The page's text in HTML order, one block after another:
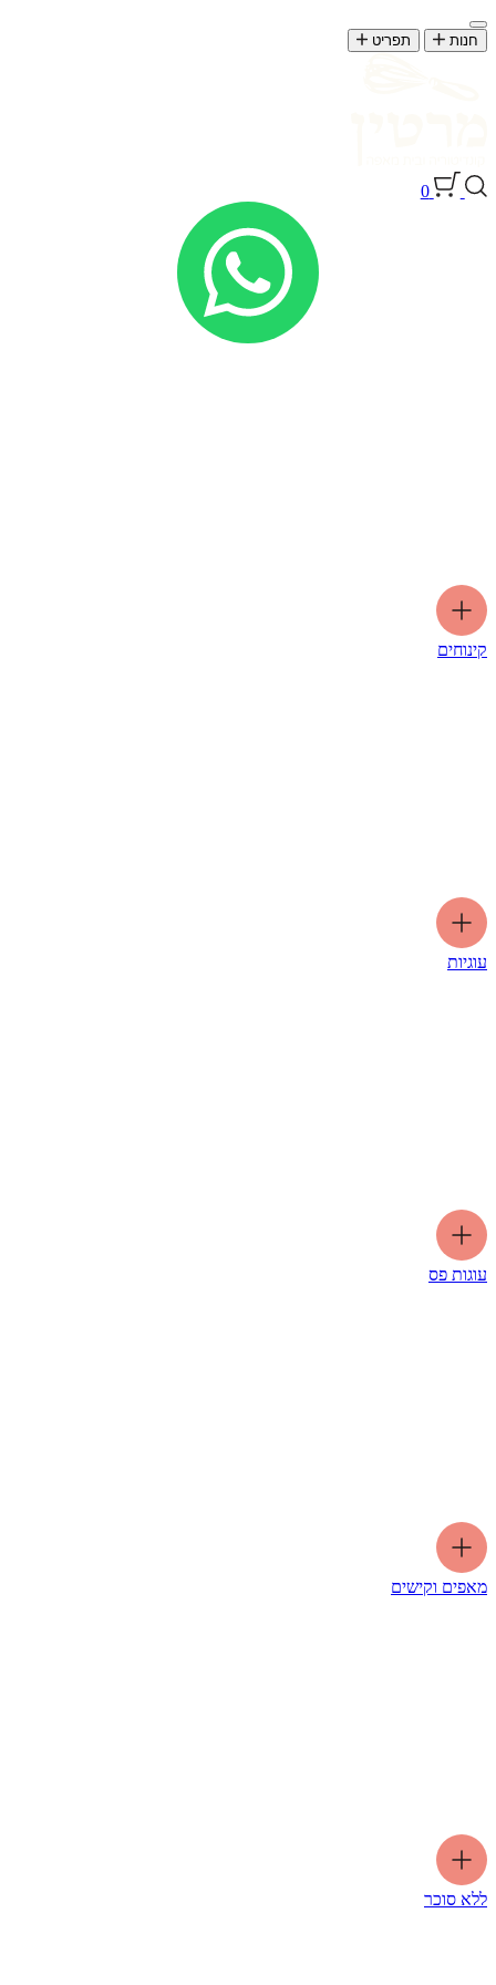
חנות תפריט
0
קינוחים
עוגיות
עוגות פס
מאפים וקישים
ללא סוכר